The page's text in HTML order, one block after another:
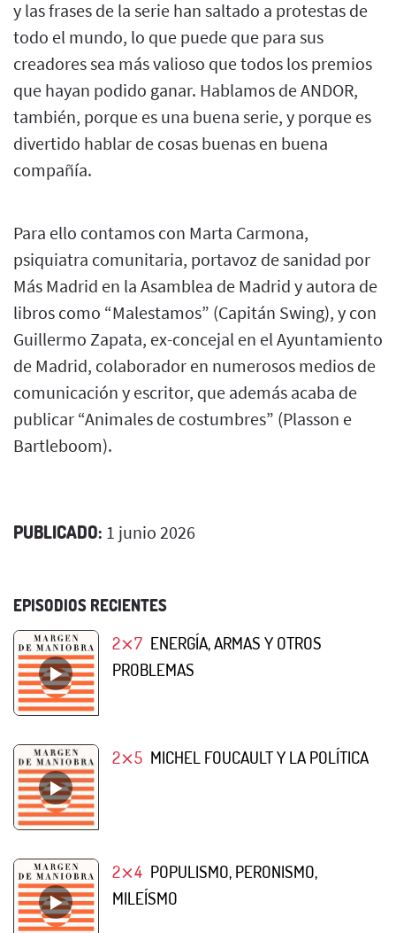
y las frases de la serie han saltado a protestas de
todo el mundo, lo que puede que para sus
creadores sea más valioso que todos los premios
que hayan podido ganar. Hablamos de ANDOR,
también, porque es una buena serie, y porque es
divertido hablar de cosas buenas en buena
compañía.
Para ello contamos con Marta Carmona,
psiquiatra comunitaria, portavoz de sanidad por
Más Madrid en la Asamblea de Madrid y autora de
libros como “Malestamos” (Capitán Swing), y con
Guillermo Zapata, ex-concejal en el Ayuntamiento
de Madrid, colaborador en numerosos medios de
comunicación y escritor, que además acaba de
publicar “Animales de costumbres” (Plasson e
Bartleboom).
PUBLICADO: 1 junio 2026
EPISODIOS RECIENTES
2⨯7 ENERGÍA, ARMAS Y OTROS
PROBLEMAS
2⨯5 MICHEL FOUCAULT Y LA POLÍTICA
2⨯4 POPULISMO, PERONISMO,
MILEÍSMO